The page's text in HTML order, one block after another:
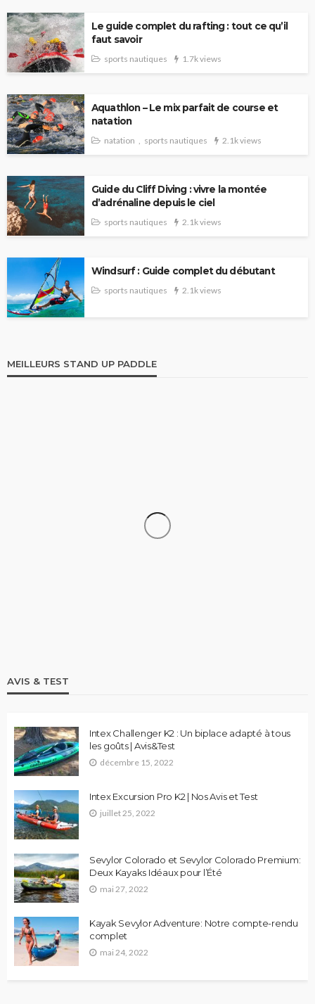
Le guide complet du rafting : tout ce qu’il
faut savoir
sports nautiques 1.7k views
Aquathlon – Le mix parfait de course et
natation
natation sports nautiques 2.1k views
Guide du Cliff Diving : vivre la montée
d’adrénaline depuis le ciel
sports nautiques 2.1k views
Windsurf : Guide complet du débutant
sports nautiques 2.1k views
MEILLEURS STAND UP PADDLE
AVIS & TEST
Intex Challenger K2 : Un biplace adapté à tous
les goûts | Avis&Test
décembre 15, 2022
Intex Excursion Pro K2 | Nos Avis et Test
juillet 25, 2022
Sevylor Colorado et Sevylor Colorado Premium:
Deux Kayaks Idéaux pour l’Été
mai 27, 2022
Kayak Sevylor Adventure: Notre compte-rendu
complet
mai 24, 2022